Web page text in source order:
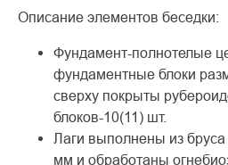
Описание элементов беседки:
Фундамент-полнотелые
фундаментные блоки
сверху покрыты
блоков-10(11) шт.
Лаги выполнены из
мм и обработаны